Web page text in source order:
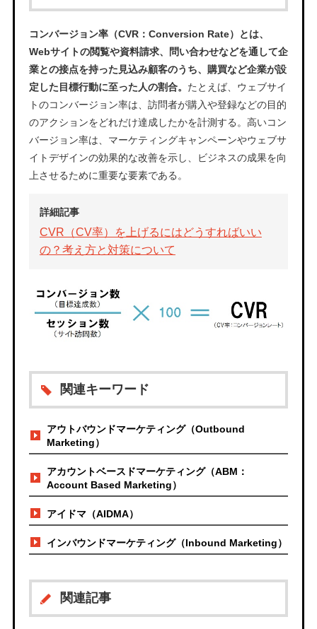
コンバージョン率（CVR：Conversion Rate）とは、
Webサイトの閲覧や資料請求、問い合わせなどを通して企
業との接点を持った見込み顧客のうち、購買など企業が設
定した目標行動に至った人の割合。 たとえば、ウェブサイ
トのコンバージョン率は、訪問者が購入や登録などの目的
のアクションをどれだけ達成したかを計測する。高いコン
バージョン率は、マーケティングキャンペーンやウェブサ
イトデザインの効果的な改善を示し、ビジネスの成果を向
上させるために重要な要素である。
詳細記事
CVR（CV率）を上げるにはどうすればいい
の？考え方と対策について
関連キーワード
アウトバウンドマーケティング（Outbound
Marketing）
アカウントベースドマーケティング（ABM：
Account Based Marketing）
アイドマ（AIDMA）
インバウンドマーケティング（Inbound Marketing）
関連記事